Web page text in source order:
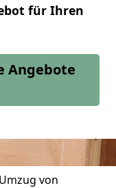
für Ihren
Angebote
Umzug von